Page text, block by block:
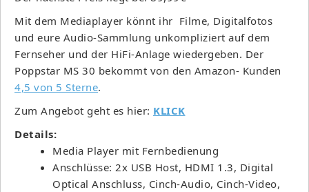
Mit dem Mediaplayer könnt ihr Filme, Digitalfotos
und eure Audio-Sammlung unkompliziert auf dem
Fernseher und der HiFi-Anlage wiedergeben. Der
Poppstar MS 30 bekommt von den Amazon- Kunden
4,5 von 5 Sterne.
Zum Angebot geht es hier: KLICK
Details:
Media Player mit Fernbedienung
Anschlüsse: 2x USB Host, HDMI 1.3, Digital
Optical Anschluss, Cinch-Audio, Cinch-Video,